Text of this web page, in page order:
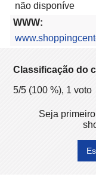
não disponíve
WWW:
Classificação do
5/5 (100 %), 1 voto
Seja